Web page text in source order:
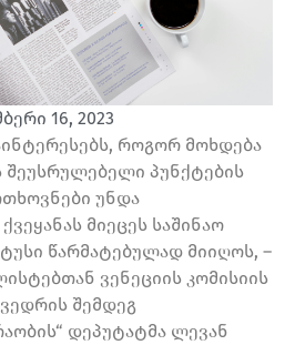
16, 2023
როგორ მოხდება
შეუსრულებელი პუნქტების
უნდა
მიეცეს საშინაო
წარმატებულად მიიღოს, –
ვენეციის კომისიის
შემდეგ
დეპუტატმა ლევან